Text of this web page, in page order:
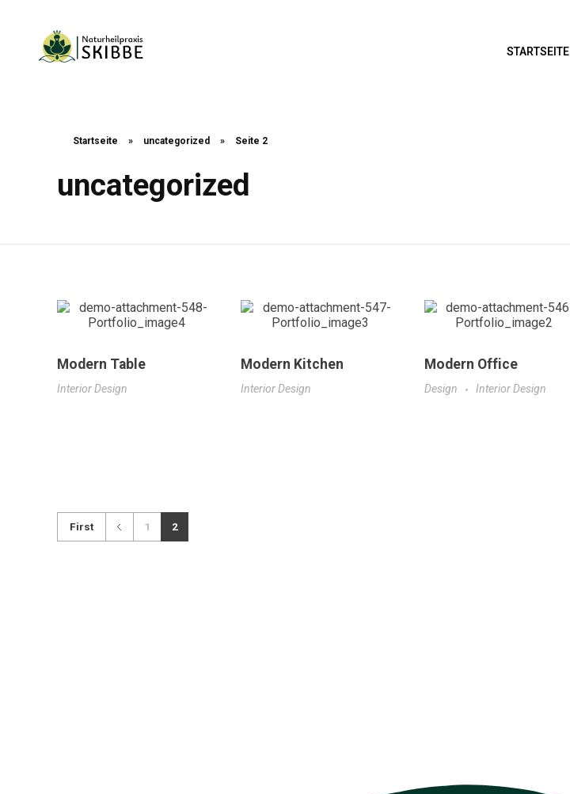
STARTSEITE
Startseite » uncategorized » Seite 2
uncategorized
Modern Table
Interior Design
Modern Kitchen
Interior Design
Modern Office
Design Interior Design
First 1 2